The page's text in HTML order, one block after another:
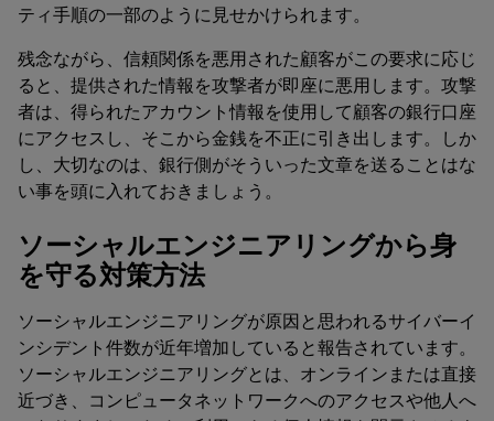
ティ手順の一部のように見せかけられます。
残念ながら、信頼関係を悪用された顧客がこの要求に応じ
ると、提供された情報を攻撃者が即座に悪用します。攻撃
者は、得られたアカウント情報を使用して顧客の銀行口座
にアクセスし、そこから金銭を不正に引き出します。しか
し、大切なのは、銀行側がそういった文章を送ることはな
い事を頭に入れておきましょう。
ソーシャルエンジニアリングから身
を守る対策方法
ソーシャルエンジニアリングが原因と思われるサイバーイ
ンシデント件数が近年増加していると報告されています。
ソーシャルエンジニアリングとは、オンラインまたは直接
近づき、コンピュータネットワークへのアクセスや他人へ